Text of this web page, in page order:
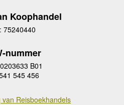
Koophandel
75240440
nummer
B01
545 456
van Reisboekhandels